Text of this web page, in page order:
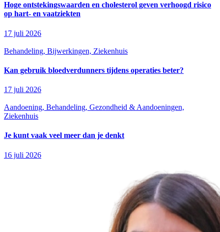
Hoge ontstekingswaarden en cholesterol geven verhoogd risico
op hart- en vaatziekten
17 juli 2026
Behandeling, Bijwerkingen, Ziekenhuis
Kan gebruik bloedverdunners tijdens operaties beter?
17 juli 2026
Aandoening, Behandeling, Gezondheid & Aandoeningen,
Ziekenhuis
Je kunt vaak veel meer dan je denkt
16 juli 2026